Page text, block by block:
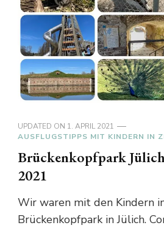
UPDATED ON 1. APRIL 2021
AUSFLUGSTIPPS MIT KINDERN IN
Brückenkopfpark
2021
Wir waren mit den Kindern
Brückenkopfpark in Jülich.